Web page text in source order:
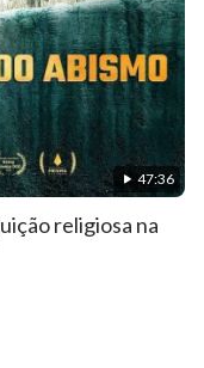
47:36
religiosa na